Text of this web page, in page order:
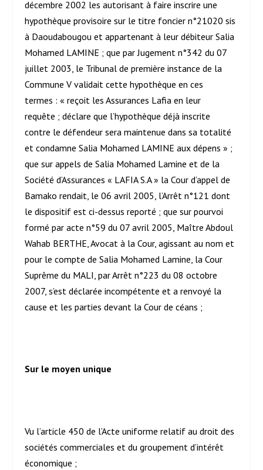
décembre 2002 les autorisant à faire inscrire une
hypothèque provisoire sur le titre foncier n°21020 sis
à Daoudabougou et appartenant à leur débiteur Salia
Mohamed LAMINE ; que par Jugement n°342 du 07
juillet 2003, le Tribunal de première instance de la
Commune V validait cette hypothèque en ces
termes : « reçoit les Assurances Lafia en leur
requête ; déclare que l’hypothèque déjà inscrite
contre le défendeur sera maintenue dans sa totalité
et condamne Salia Mohamed LAMINE aux dépens » ;
que sur appels de Salia Mohamed Lamine et de la
Société d’Assurances « LAFIA S.A » la Cour d’appel de
Bamako rendait, le 06 avril 2005, l’Arrêt n°121 dont
le dispositif est ci-dessus reporté ; que sur pourvoi
formé par acte n°59 du 07 avril 2005, Maître Abdoul
Wahab BERTHE, Avocat à la Cour, agissant au nom et
pour le compte de Salia Mohamed Lamine, la Cour
Suprême du MALI, par Arrêt n°223 du 08 octobre
2007, s’est déclarée incompétente et a renvoyé la
cause et les parties devant la Cour de céans ;
Sur le moyen unique
Vu l’article 450 de l’Acte uniforme relatif au droit des
sociétés commerciales et du groupement d’intérêt
économique ;